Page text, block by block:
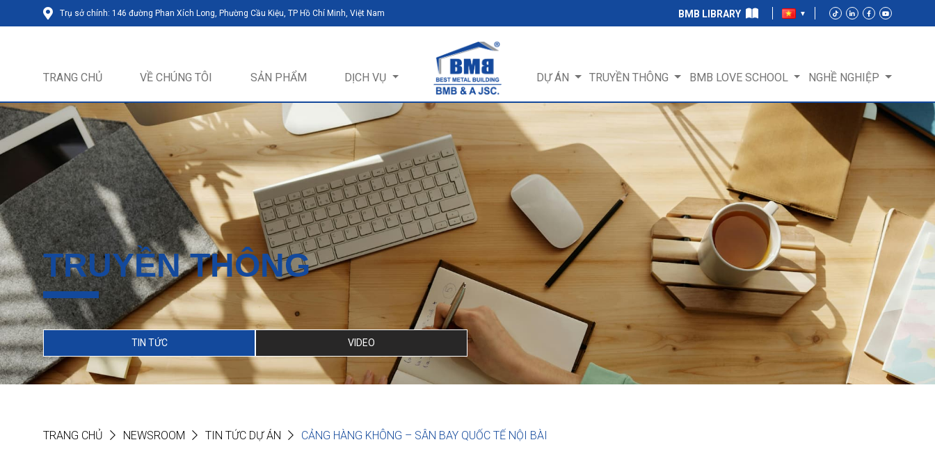
Trụ sở chính: 146 đường Phan Xích Long, Phường Cầu Kiệu, TP Hồ Chí Minh, Việt Nam BMB LIBRARY
TRANG CHỦ VỀ CHÚNG TÔI SẢN PHẨM DỊCH VỤ DỰ ÁN TRUYỀN THÔNG BMB LOVE SCHOOL NGHỀ NGHIỆP
TRUYỀN THÔNG
TIN TỨC VIDEO
TRANG CHỦ NEWSROOM TIN TỨC DỰ ÁN CẢNG HÀNG KHÔNG – SÂN BAY QUỐC TẾ NỘI BÀI